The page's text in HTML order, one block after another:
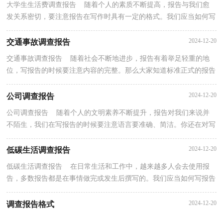
大学生生活费调查报告 随着个人的素质不断提高，报告与我们愈
发关系密切，要注意报告在写作时具有一定的格式。我们应当如何写
交通事故调查报告 2024-12-20
交通事故调查报告 随着社会不断地进步，报告有着举足轻重的地
位，写报告的时候要注意内容的完整。那么大家知道标准正式的报告
格式吗？下面是小编为大家整理的交通事故调查报告...
公司调查报告 2024-12-20
公司调查报告 随着个人的文明素养不断提升，报告对我们来说并
不陌生，我们在写报告的时候要注意语言要准确、简洁。你还在对写
低碳生活调查报告 2024-12-20
低碳生活调查报告 在日常生活和工作中，越来越多人会去使用报
告，多数报告都是在事情做完或发生后撰写的。我们应当如何写报告
呢？下面是小编帮大家整理的低碳生活调查报告，希望...
调查报告格式 2024-12-20